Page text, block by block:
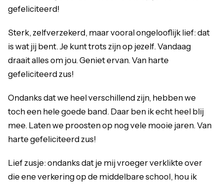
gefeliciteerd!
Sterk, zelfverzekerd, maar vooral ongelooflijk lief: dat
is wat jij bent. Je kunt trots zijn op jezelf. Vandaag
draait alles om jou. Geniet ervan. Van harte
gefeliciteerd zus!
Ondanks dat we heel verschillend zijn, hebben we
toch een hele goede band. Daar ben ik echt heel blij
mee. Laten we proosten op nog vele mooie jaren. Van
harte gefeliciteerd zus!
Lief zusje: ondanks dat je mij vroeger verklikte over
die ene verkering op de middelbare school, hou ik